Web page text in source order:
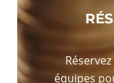
équipes